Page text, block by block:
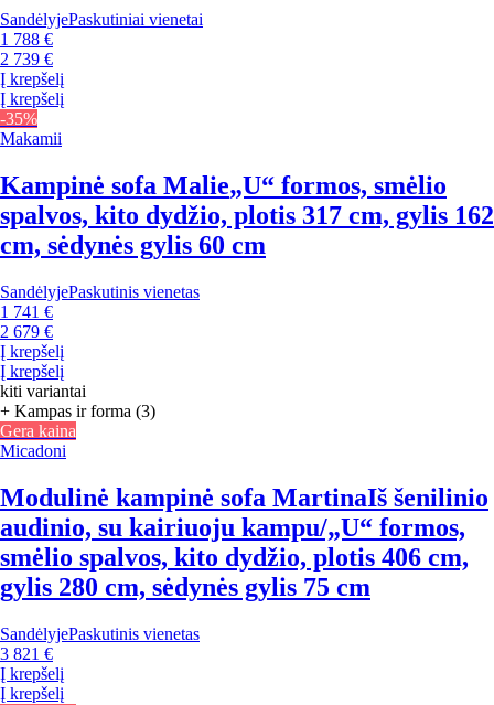
SandėlyjePaskutiniai vienetai
1 788 €
2 739 €
Į krepšelį
Į krepšelį
-35%
Makamii
Kampinė sofa Malie„U“ formos, smėlio
spalvos, kito dydžio, plotis 317 cm, gylis 162
cm, sėdynės gylis 60 cm
SandėlyjePaskutinis vienetas
1 741 €
2 679 €
Į krepšelį
Į krepšelį
kiti variantai
+ Kampas ir forma (3)
Gera kaina
Micadoni
Modulinė kampinė sofa MartinaIš šenilinio
audinio, su kairiuoju kampu/„U“ formos,
smėlio spalvos, kito dydžio, plotis 406 cm,
gylis 280 cm, sėdynės gylis 75 cm
SandėlyjePaskutinis vienetas
3 821 €
Į krepšelį
Į krepšelį